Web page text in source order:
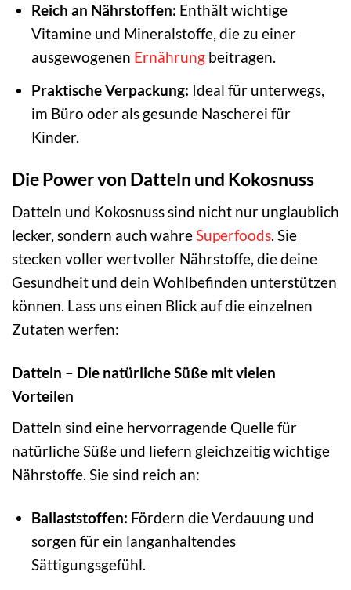
Reich an Nährstoffen: Enthält wichtige
Vitamine und Mineralstoffe, die zu einer
ausgewogenen Ernährungbeitragen.
Praktische Verpackung: Ideal für unterwegs,
im Büro oder als gesunde Nascherei für
Kinder.
Die Power von Datteln und Kokosnuss
Datteln und Kokosnuss sind nicht nur unglaublich
lecker, sondern auch wahreSuperfoods. Sie
stecken voller wertvoller Nährstoffe, die deine
Gesundheit und dein Wohlbefinden unterstützen
können. Lass uns einen Blick auf die einzelnen
Zutaten werfen:
Datteln – Die natürliche Süße mit vielen
Vorteilen
Datteln sind eine hervorragende Quelle für
natürliche Süße und liefern gleichzeitig wichtige
Nährstoffe. Sie sind reich an:
Ballaststoffen: Fördern die Verdauung und
sorgen für ein langanhaltendes
Sättigungsgefühl.